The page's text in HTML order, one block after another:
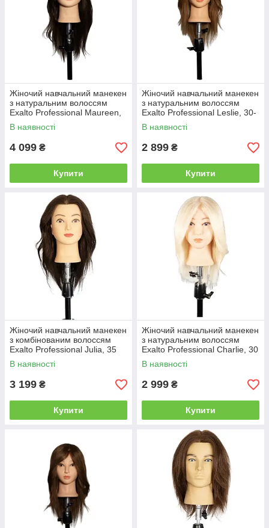
Жіночий навчальний манекен
з натуральним волоссям
Exalto Professional Maureen,
40 см, шатенка (REF1029)
В наявності
4 099 ₴
Купити
Жіночий навчальний манекен
з натуральним волоссям
Exalto Professional Leslie, 30-
35 см, темно-русява
(REF1051)
В наявності
2 899 ₴
Купити
Жіночий навчальний манекен
з комбінованим волоссям
Exalto Professional Julia, 35
см, шатенка (REF1031)
В наявності
3 199 ₴
Купити
Жіночий навчальний манекен
з натуральним волоссям
Exalto Professional Charlie, 30
см, блондинка (REF1054)
В наявності
2 999 ₴
Купити